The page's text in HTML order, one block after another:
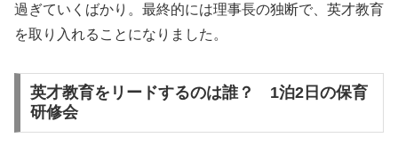
過ぎていくばかり。最終的には理事長の独断で、英才教育
を取り入れることになりました。
英才教育をリードするのは誰？ 1泊2日の保育
研修会